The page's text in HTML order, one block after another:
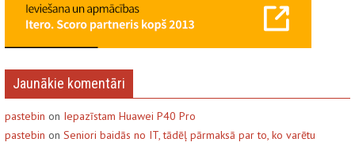
Jaunākie komentāri
pastebin on Iepazīstam Huawei P40 Pro
pastebin on Seniori baidās no IT, tādēļ pārmaksā par to, ko varētu